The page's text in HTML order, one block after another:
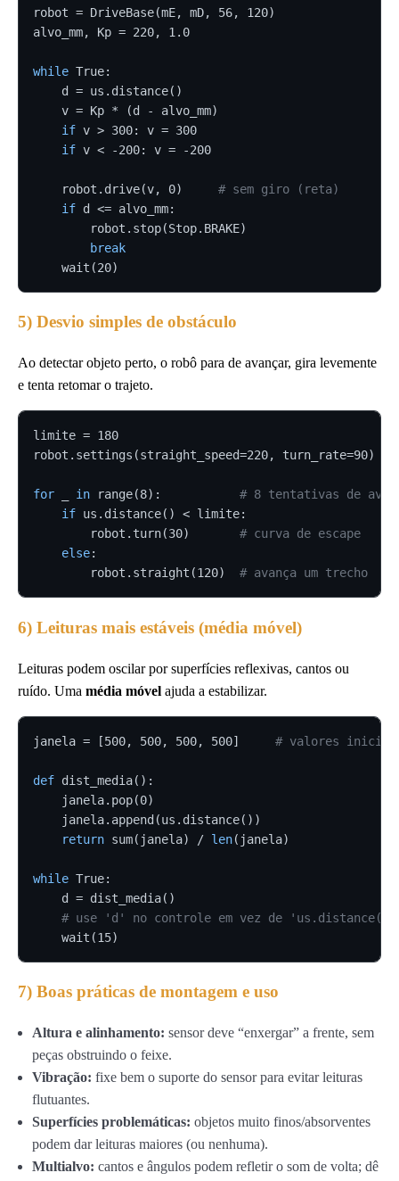
robot = DriveBase(mE, mD, 56, 120)
alvo_mm, Kp = 220, 1.0
while True:
    d = us.distance()
    v = Kp * (d - alvo_mm)
if v > 300: v = 300
if v < -200: v = -200
    robot.drive(v, 0)
# sem giro (reta)
if d <= alvo_mm:
        robot.stop(Stop.BRAKE)
break
    wait(20)
5) Desvio simples de obstáculo
Ao detectar objeto perto, o robô para de avançar, gira levemente
e tenta retomar o trajeto.
limite = 180
robot.settings(straight_speed=220, turn_rate=90)
for in range(8): # 8 tentativas de
if us.distance() < limite:
        robot.turn(30)
# curva de escape
else:
        robot.straight(120)
# avança um trecho
6) Leituras mais estáveis (média móvel)
Leituras podem oscilar por superfícies reflexivas, cantos ou
ruído. Uma média móvel ajuda a estabilizar.
janela = [500, 500, 500, 500] # valores
def dist_media():
    janela.pop(0)
    janela.append(us.distance())
return sum(janela) / len(janela)
while True:
    d = dist_media()
# use 'd' no controle em vez de
    wait(15)
7) Boas práticas de montagem e uso
Altura e alinhamento: sensor deve “enxergar” a frente, sem
peças obstruindo o feixe.
Vibração: fixe bem o suporte do sensor para evitar leituras
flutuantes.
Superfícies problemáticas: objetos muito finos/absorventes
podem dar leituras maiores (ou nenhuma).
Multialvo: cantos e ângulos podem refletir o som de volta; dê